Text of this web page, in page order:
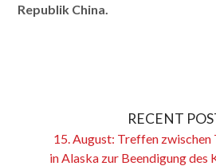
Republik China.
RECENT
15. August: Treffen zwischen
in Alaska zur Beendigung des